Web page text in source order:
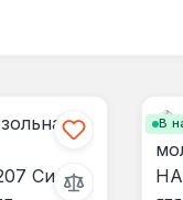
В